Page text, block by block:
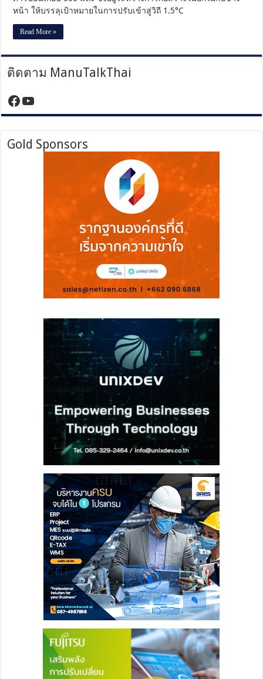
ทัน
หน้า ให้บรรลุเป้าหมายในการปรับเข้าสู่วิถี 1.5°C
Read More »
ติดตาม ManuTalkThai
https://www.facebook.com/
YouTube
Gold Sponsors